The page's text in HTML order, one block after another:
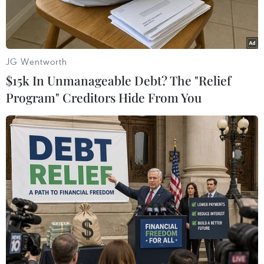
Ảnh minh họa. (Nguồn: InformNapalm)
Ngày 26/11, đại diện thường trực của Nga tại Tổ
chức An ninh và Hợp tác châu Âu (OSCE)
Aleksandr Lukashevich cho biết Lực lượng vũ
trang Ukraine đang chuẩn bị tiến hành vụ
khiêu khích bằng vũ khí hóa học tại Donbass.
Hãng tin Ria Novosti dẫn lời ông Lukashevich
JG Wentworth
$15k In Unmanageable Debt? The "Relief
Program" Creditors Hide From You